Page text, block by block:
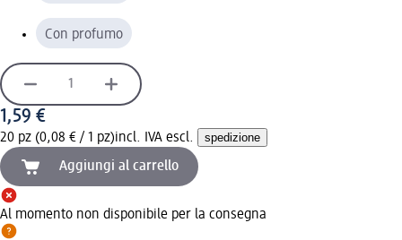
Con profumo
1,59 €
20 pz (0,08 € / 1 pz)incl. IVA escl. spedizione
Aggiungi al carrello
Al momento non disponibile per la consegna